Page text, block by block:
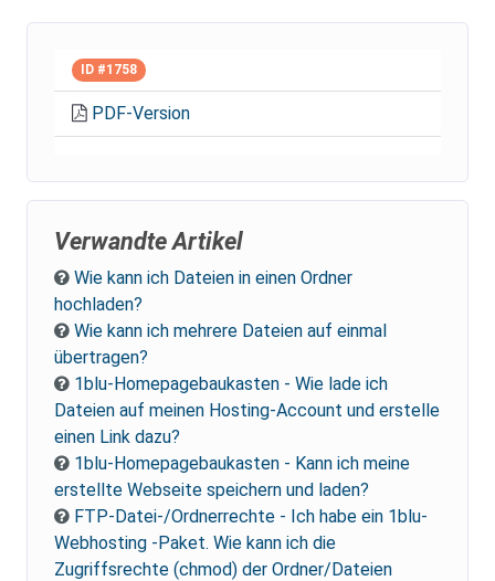
ID #1758
PDF-Version
Verwandte Artikel
Wie kann ich Dateien in einen Ordner
hochladen?
Wie kann ich mehrere Dateien auf einmal
übertragen?
1blu-Homepagebaukasten - Wie lade ich
Dateien auf meinen Hosting-Account und erstelle
einen Link dazu?
1blu-Homepagebaukasten - Kann ich meine
erstellte Webseite speichern und laden?
FTP-Datei-/Ordnerrechte - Ich habe ein 1blu-
Webhosting -Paket. Wie kann ich die
Zugriffsrechte (chmod) der Ordner/Dateien